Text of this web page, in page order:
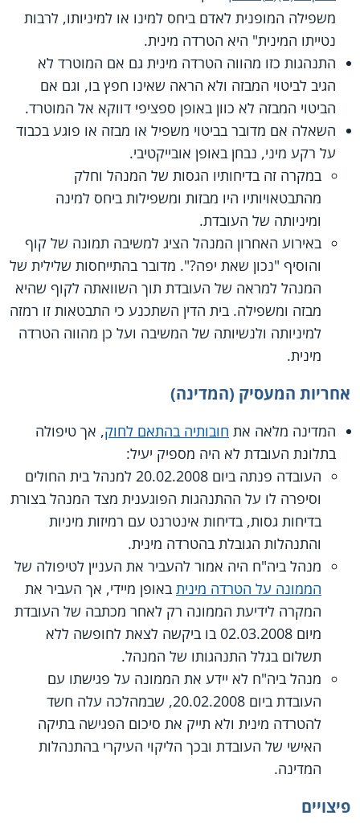
משפילה המופנית לאדם ביחס למינו או למיניותו, לרבות
נטייתו המינית" היא הטרדה מינית.
התנהגות כזו מהווה הטרדה מינית גם אם המוטרד לא
הגיב לביטוי המבזה ולא הראה שאינו חפץ בו, וגם אם
הביטוי המבזה לא כוון באופן ספציפי דווקא אל המוטרד.
השאלה אם מדובר בביטוי משפיל או מבזה או פוגע בכבוד
על רקע מיני, נבחן באופן אובייקטיבי.
במקרה זה בדיחותיו הגסות של המנהל וחלק
מהתבטאויותיו היו מבזות ומשפילות ביחס למינה
ומיניותה של העובדת.
באירוע האחרון המנהל הציג למשיבה תמונה של קוף
והוסיף "נכון שאת יפה?". מדובר בהתייחסות שלילית של
המנהל למראה של העובדת תוך השוואתה לקוף שהיא
מבזה ומשפילה. בית הדין השתכנע כי התבטאות זו רמזה
למיניותה ולנשיותה של המשיבה ועל כן מהווה הטרדה
מינית.
אחריות המעסיק (המדינה)
המדינה מלאה את חובותיה בהתאם לחוק, אך טיפולה
בתלונת העובדת לא היה מספיק יעיל:
העובדה פנתה ביום 20.02.2008 למנהל בית החולים
וסיפרה לו על ההתנהגות הפוגענית מצד המנהל בצורת
בדיחות גסות, בדיחות אינטרנט עם רמיזות מיניות
והתנהלות הגובלת בהטרדה מינית.
מנהל ביה"ח היה אמור להעביר את העניין לטיפולה של
הממונה על הטרדה מינית באופן מיידי, אך העביר את
המקרה לידיעת הממונה רק לאחר מכתבה של העובדת
מיום 02.03.2008 בו ביקשה לצאת לחופשה ללא
תשלום בגלל התנהגותו של המנהל.
מנהל ביה"ח לא יידע את הממונה על פגישתו עם
העובדת ביום 20.02.2008, שבמהלכה עלה חשד
להטרדה מינית ולא תייק את סיכום הפגישה בתיקה
האישי של העובדת ובכך הליקוי העיקרי בהתנהלות
המדינה.
פיצויים